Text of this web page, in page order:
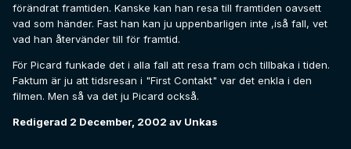
förändrat framtiden. Kanske kan han resa till framtiden oavsett
vad som händer. Fast han kan ju uppenbarligen inte ,iså fall, vet
vad han återvänder till för framtid.
För Picard funkade det i alla fall att resa fram och tillbaka i tiden.
Faktum är ju att tidsresan i "First Contakt" var det enkla i den
filmen. Men så va det ju Picard också.
Redigerad 2 December, 2002 av Unkas